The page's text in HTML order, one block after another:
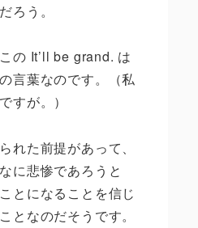
ろう。
の It’ll be grand. は
言葉なのです。（私
すが。）
れた前提があって、
に悲惨であろうと
とになることを信じ
となのだそうです。